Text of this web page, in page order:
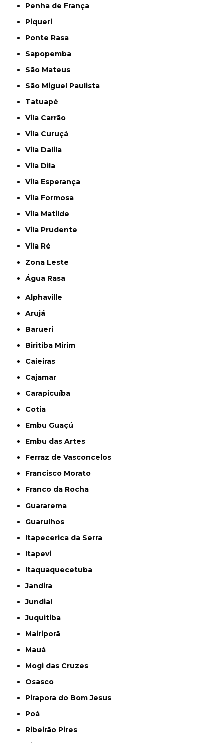
Penha de França
Piqueri
Ponte Rasa
Sapopemba
São Mateus
São Miguel Paulista
Tatuapé
Vila Carrão
Vila Curuçá
Vila Dalila
Vila Dila
Vila Esperança
Vila Formosa
Vila Matilde
Vila Prudente
Vila Ré
Zona Leste
Água Rasa
Alphaville
Arujá
Barueri
Biritiba Mirim
Caieiras
Cajamar
Carapicuíba
Cotia
Embu Guaçú
Embu das Artes
Ferraz de Vasconcelos
Francisco Morato
Franco da Rocha
Guararema
Guarulhos
Itapecerica da Serra
Itapevi
Itaquaquecetuba
Jandira
Jundiaí
Juquitiba
Mairiporã
Mauá
Mogi das Cruzes
Osasco
Pirapora do Bom Jesus
Poá
Ribeirão Pires